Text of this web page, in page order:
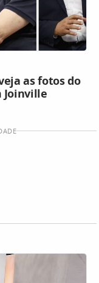
as fotos do
Joinville